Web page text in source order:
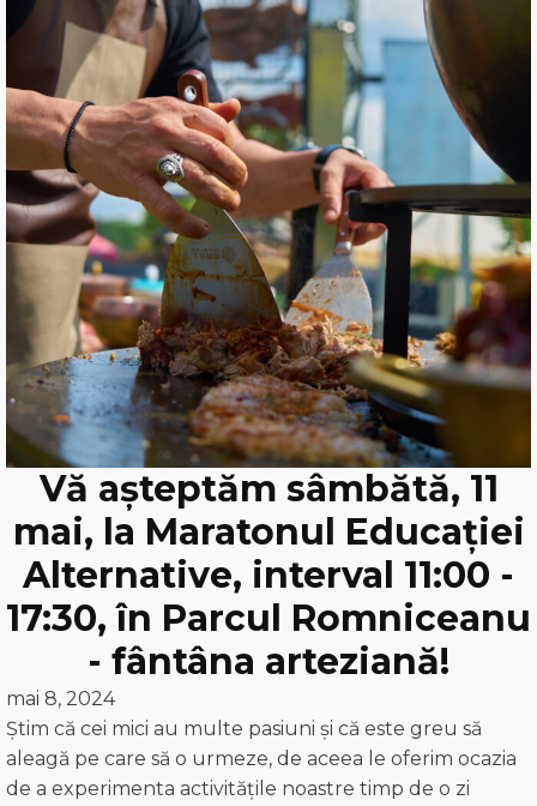
Vă așteptăm sâmbătă, 11
mai, la Maratonul Educației
Alternative, interval 11:00 -
17:30, în Parcul Romniceanu
- fântâna arteziană!
mai 8, 2024
Știm că cei mici au multe pasiuni și că este greu să
aleagă pe care să o urmeze, de aceea le oferim ocazia
de a experimenta activitățile noastre timp de o zi